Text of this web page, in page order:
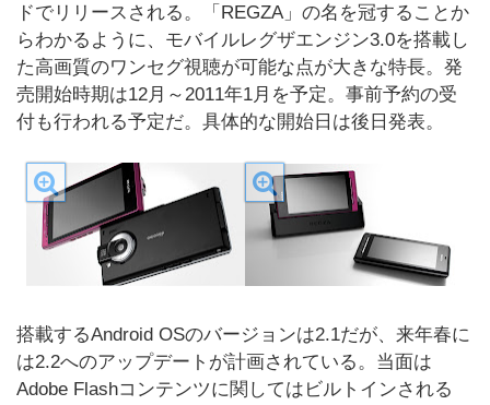
ドでリリースされる。「REGZA」の名を冠することか
らわかるように、モバイルレグザエンジン3.0を搭載し
た高画質のワンセグ視聴が可能な点が大きな特長。発
売開始時期は12月～2011年1月を予定。事前予約の受
付も行われる予定だ。具体的な開始日は後日発表。
搭載するAndroid OSのバージョンは2.1だが、来年春に
は2.2へのアップデートが計画されている。当面は
Adobe Flashコンテンツに関してはビルトインされる